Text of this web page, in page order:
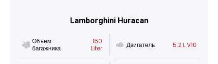
Lamborghini Huracan
Объем
багажника
150
Liter
Двигатель 5.2 L V10